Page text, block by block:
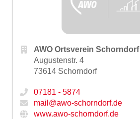
AWO Ortsverein Schorndorf
Augustenstr. 4
73614 Schorndorf
07181 - 5874
mail@awo-schorndorf.de
www.awo-schorndorf.de